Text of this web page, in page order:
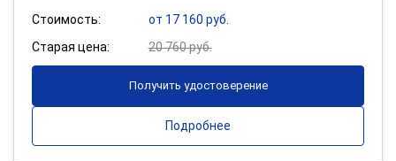
Стоимость:
от 17 160 руб.
Старая цена:
20 760 руб.
Получить удостоверение
Подробнее